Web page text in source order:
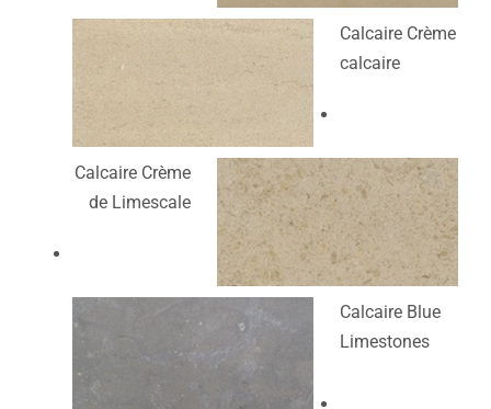
Calcaire Crème
calcaire
Calcaire Crème
de Limescale
Calcaire Blue
Limestones